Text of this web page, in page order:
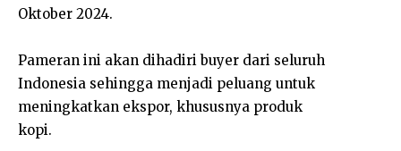
Oktober 2024.
Pameran ini akan dihadiri buyer dari seluruh
Indonesia sehingga menjadi peluang untuk
meningkatkan ekspor, khususnya produk
kopi.